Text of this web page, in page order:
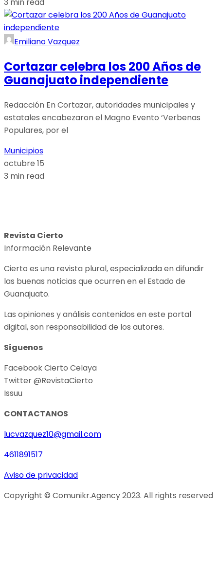
Emiliano Vazquez
Cortazar celebra los 200 Años de
Guanajuato independiente
Redacción En Cortazar, autoridades municipales y
estatales encabezaron el Magno Evento ‘Verbenas
Populares, por el
Municipios
octubre 15
3 min read
Revista Cierto
Información Relevante
Cierto es una revista plural, especializada en difundir
las buenas noticias que ocurren en el Estado de
Guanajuato.
Las opiniones y análisis contenidos en este portal
digital, son responsabilidad de los autores.
Síguenos
Facebook Cierto Celaya
Twitter @RevistaCierto
Issuu
CONTACTANOS
lucvazquez10@gmail.com
4611891517
Aviso de privacidad
Copyright © Comunikr.Agency 2023. All rights reserved